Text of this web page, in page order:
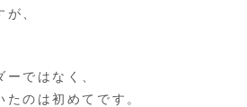
、
ではなく、
のは初めてです。